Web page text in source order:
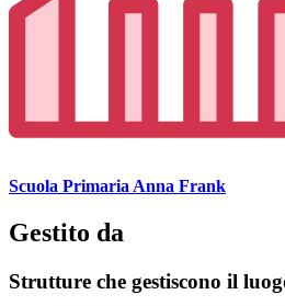
Scuola Primaria Anna Frank
Gestito da
Strutture che gestiscono il